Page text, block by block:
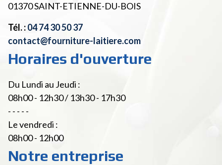
01370SAINT-ETIENNE-DU-BOIS
Tél. :04 74 30 50 37
contact@fourniture-laitiere.com
Horaires d'ouverture
Du Lundi au Jeudi :
08h00 - 12h30 / 13h30 - 17h30
- - - - -
Le vendredi :
08h00 - 12h00
Notre entreprise